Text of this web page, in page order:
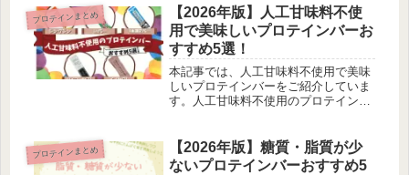
ある『栄養内容』を他社のプロテイン
バーと比較して本商品の「凄み」を解
説しています！
プロテインまとめ
【2026年版】人工甘味料不使
用で美味しいプロテインバーお
すすめ5選！
本記事では、人工甘味料不使用で美味
しいプロテインバーをご紹介していま
す。人工甘味料不使用のプロテインバ
を厳選しご紹介します。
プロテインまとめ
【2026年版】糖質・脂質が少
ないプロテインバーおすすめ5